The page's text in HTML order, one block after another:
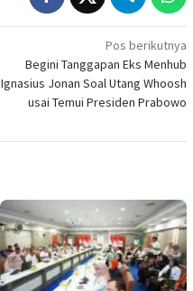
Pos berikutnya
Begini Tanggapan Eks Menhub
Ignasius Jonan Soal Utang Whoosh
usai Temui Presiden Prabowo